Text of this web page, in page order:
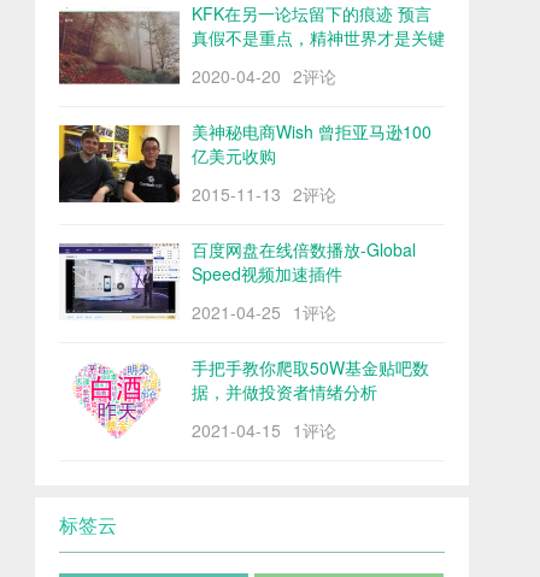
KFK在另一论坛留下的痕迹 预言
真假不是重点，精神世界才是关键
2020-04-20 2评论
美神秘电商Wish 曾拒亚马逊100
亿美元收购
2015-11-13 2评论
百度网盘在线倍数播放-Global
Speed视频加速插件
2021-04-25 1评论
手把手教你爬取50W基金贴吧数
据，并做投资者情绪分析
2021-04-15 1评论
标签云